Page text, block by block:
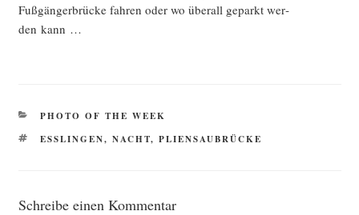
Fuß­gän­ger­brü­cke fah­ren oder wo über­all geparkt wer­
den kann …
KATEGORIEN
PHOTO OF THE WEEK
SCHLAGWÖRTER
ESSLINGEN, NACHT, PLIENSAUBRÜCKE
Schreibe einen Kommentar